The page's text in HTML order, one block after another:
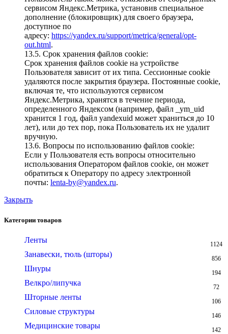
сервисом Яндекс.Метрика, установив специальное
дополнение (блокировщик) для своего браузера,
доступное по
адресу: https://yandex.ru/support/metrica/general/opt-
out.html.
13.5. Срок хранения файлов cookie:
Срок хранения файлов cookie на устройстве
Пользователя зависит от их типа. Сессионные cookie
удаляются после закрытия браузера. Постоянные cookie,
включая те, что используются сервисом
Яндекс.Метрика, хранятся в течение периода,
определенного Яндексом (например, файл _ym_uid
хранится 1 год, файл yandexuid может храниться до 10
лет), или до тех пор, пока Пользователь их не удалит
вручную.
13.6. Вопросы по использованию файлов cookie:
Если у Пользователя есть вопросы относительно
использования Оператором файлов cookie, он может
обратиться к Оператору по адресу электронной
почты: lenta-by@yandex.ru.
Закрыть
Категории товаров
Ленты 1124
Занавески, тюль (шторы) 856
Шнуры 194
Велкро/липучка 72
Шторные ленты 106
Силовые структуры 146
Медицинские товары 142